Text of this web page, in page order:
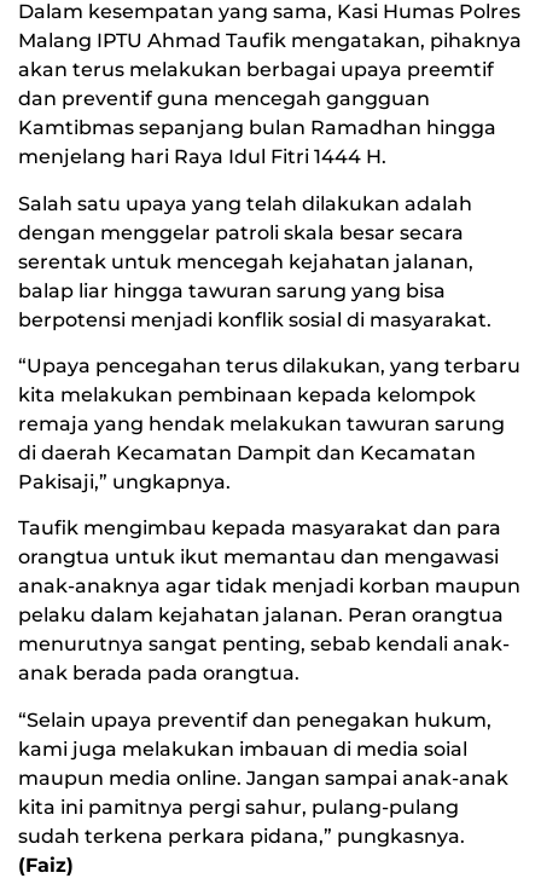
Dalam kesempatan yang sama, Kasi Humas Polres
Malang IPTU Ahmad Taufik mengatakan, pihaknya
akan terus melakukan berbagai upaya preemtif
dan preventif guna mencegah gangguan
Kamtibmas sepanjang bulan Ramadhan hingga
menjelang hari Raya Idul Fitri 1444 H.
Salah satu upaya yang telah dilakukan adalah
dengan menggelar patroli skala besar secara
serentak untuk mencegah kejahatan jalanan,
balap liar hingga tawuran sarung yang bisa
berpotensi menjadi konflik sosial di masyarakat.
“Upaya pencegahan terus dilakukan, yang terbaru
kita melakukan pembinaan kepada kelompok
remaja yang hendak melakukan tawuran sarung
di daerah Kecamatan Dampit dan Kecamatan
Pakisaji,” ungkapnya.
Taufik mengimbau kepada masyarakat dan para
orangtua untuk ikut memantau dan mengawasi
anak-anaknya agar tidak menjadi korban maupun
pelaku dalam kejahatan jalanan. Peran orangtua
menurutnya sangat penting, sebab kendali anak-
anak berada pada orangtua.
“Selain upaya preventif dan penegakan hukum,
kami juga melakukan imbauan di media soial
maupun media online. Jangan sampai anak-anak
kita ini pamitnya pergi sahur, pulang-pulang
sudah terkena perkara pidana,” pungkasnya.
(Faiz)